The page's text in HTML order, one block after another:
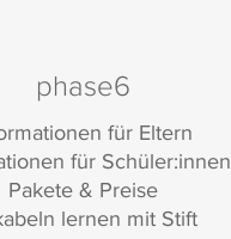
phase6
für Eltern
für Schüler:innen
Pakete & Preise
lernen mit Stift